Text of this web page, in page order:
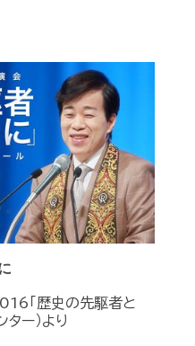
「歴史の先駆者と
ー）より